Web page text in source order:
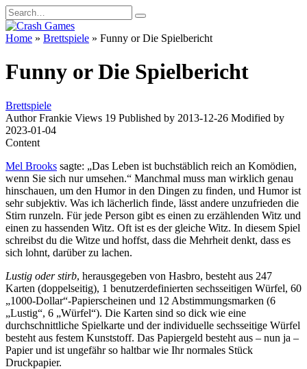
Skip
to
content
Search
for:
Home » Brettspiele » Funny or Die Spielbericht
Funny or Die Spielbericht
Brettspiele
Author Frankie Views 19 Published by 2013-12-26 Modified by
2023-01-04
Content
Mel Brooks sagte: „Das Leben ist buchstäblich reich an Komödien,
wenn Sie sich nur umsehen.“ Manchmal muss man wirklich genau
hinschauen, um den Humor in den Dingen zu finden, und Humor ist
sehr subjektiv. Was ich lächerlich finde, lässt andere unzufrieden die
Stirn runzeln. Für jede Person gibt es einen zu erzählenden Witz und
einen zu hassenden Witz. Oft ist es der gleiche Witz. In diesem Spiel
schreibst du die Witze und hoffst, dass die Mehrheit denkt, dass es
sich lohnt, darüber zu lachen.
Lustig oder stirb, herausgegeben von Hasbro, besteht aus 247
Karten (doppelseitig), 1 benutzerdefinierten sechsseitigen Würfel, 60
„1000-Dollar“-Papierscheinen und 12 Abstimmungsmarken (6
„Lustig“, 6 „Würfel“). Die Karten sind so dick wie eine
durchschnittliche Spielkarte und der individuelle sechsseitige Würfel
besteht aus festem Kunststoff. Das Papiergeld besteht aus – nun ja –
Papier und ist ungefähr so ​​haltbar wie Ihr normales Stück
Druckpapier.